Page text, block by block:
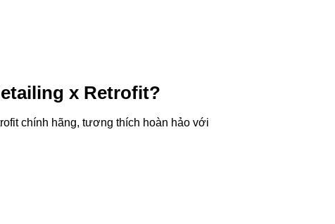
x Retrofit?
chính hãng, tương thích hoàn hảo với